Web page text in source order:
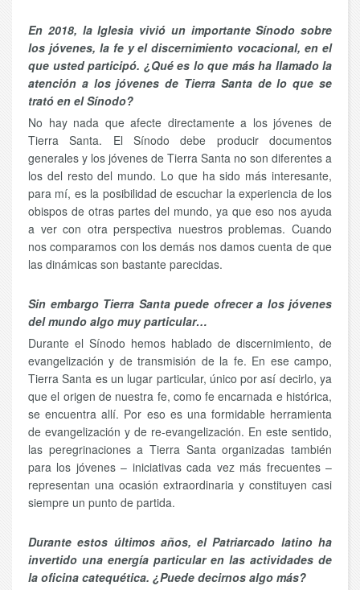
En 2018, la Iglesia vivió un importante Sínodo sobre
los jóvenes, la fe y el discernimiento vocacional, en el
que usted participó. ¿Qué es lo que más ha llamado la
atención a los jóvenes de Tierra Santa de lo que se
trató en el Sínodo?
No hay nada que afecte directamente a los jóvenes de
Tierra Santa. El Sínodo debe producir documentos
generales y los jóvenes de Tierra Santa no son diferentes a
los del resto del mundo. Lo que ha sido más interesante,
para mí, es la posibilidad de escuchar la experiencia de los
obispos de otras partes del mundo, ya que eso nos ayuda
a ver con otra perspectiva nuestros problemas. Cuando
nos comparamos con los demás nos damos cuenta de que
las dinámicas son bastante parecidas.
Sin embargo Tierra Santa puede ofrecer a los jóvenes
del mundo algo muy particular…
Durante el Sínodo hemos hablado de discernimiento, de
evangelización y de transmisión de la fe. En ese campo,
Tierra Santa es un lugar particular, único por así decirlo, ya
que el origen de nuestra fe, como fe encarnada e histórica,
se encuentra allí. Por eso es una formidable herramienta
de evangelización y de re-evangelización. En este sentido,
las peregrinaciones a Tierra Santa organizadas también
para los jóvenes – iniciativas cada vez más frecuentes –
representan una ocasión extraordinaria y constituyen casi
siempre un punto de partida.
Durante estos últimos años, el Patriarcado latino ha
invertido una energía particular en las actividades de
la oficina catequética. ¿Puede decirnos algo más?